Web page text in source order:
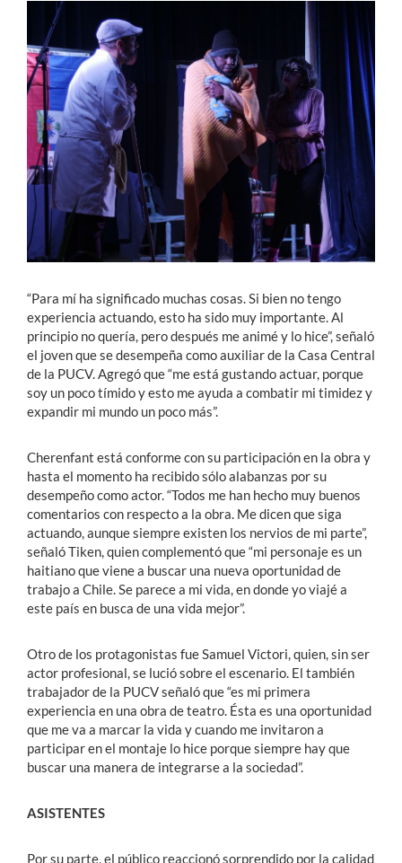
“Para mí ha significado muchas cosas. Si bien no tengo
experiencia actuando, esto ha sido muy importante. Al
principio no quería, pero después me animé y lo hice”, señaló
el joven que se desempeña como auxiliar de la Casa Central
de la PUCV. Agregó que “me está gustando actuar, porque
soy un poco tímido y esto me ayuda a combatir mi timidez y
expandir mi mundo un poco más”.
Cherenfant está conforme con su participación en la obra y
hasta el momento ha recibido sólo alabanzas por su
desempeño como actor. “Todos me han hecho muy buenos
comentarios con respecto a la obra. Me dicen que siga
actuando, aunque siempre existen los nervios de mi parte”,
señaló Tiken, quien complementó que “mi personaje es un
haitiano que viene a buscar una nueva oportunidad de
trabajo a Chile. Se parece a mi vida, en donde yo viajé a
este país en busca de una vida mejor”.
Otro de los protagonistas fue Samuel Victori, quien, sin ser
actor profesional, se lució sobre el escenario. El también
trabajador de la PUCV señaló que “es mi primera
experiencia en una obra de teatro. Ésta es una oportunidad
que me va a marcar la vida y cuando me invitaron a
participar en el montaje lo hice porque siempre hay que
buscar una manera de integrarse a la sociedad”.
ASISTENTES
Por su parte, el público reaccionó sorprendido por la calidad